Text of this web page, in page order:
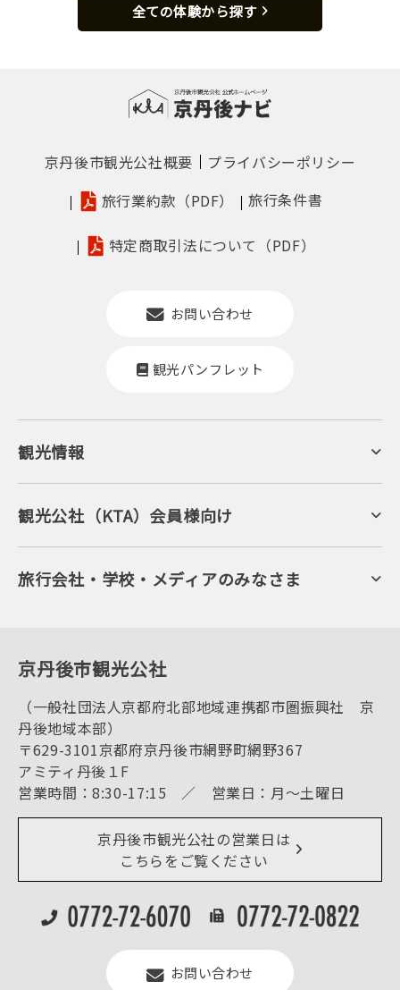
全ての体験から探す
京丹後市観光公社概要
プライバシーポリシー
旅行業約款（PDF）
旅行条件書
特定商取引法について（PDF）
お問い合わせ
観光パンフレット
観光情報
京丹後について
ジオパークの絶景
キャンプ・グランピング
自然景観
旬の食
フルーツ
美術館・資料館
観光
海水浴
キャンプ
お宿探し
宿泊・日帰り予約（空室検索）
予約照会・予約キャンセル
宿泊施設一覧（お宿比較ページ）
アクセス
お知らせ
イベント情報
デジタル観光パンフレット
リアルタイム道路情報
よくある質問
観光公社（KTA）会員様向け
KTA会員コミュニティ
会員向けサービス
KTAニュースレター
会員加入・会員情報（会員規程）
旅行会社・学校・メディアのみなさま
プレスリリース
京丹後市観光公社
（一般社団法人京都府北部地域連携都市圏振興社 京
丹後地域本部）
〒629-3101京都府京丹後市網野町網野367
アミティ丹後１F
営業時間：8:30-17:15 ／ 営業日：月～土曜日
京丹後市観光公社の営業日は
こちらをご覧ください
お問い合わせ